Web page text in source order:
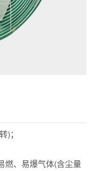
)；
燃、易爆气体(含尘量